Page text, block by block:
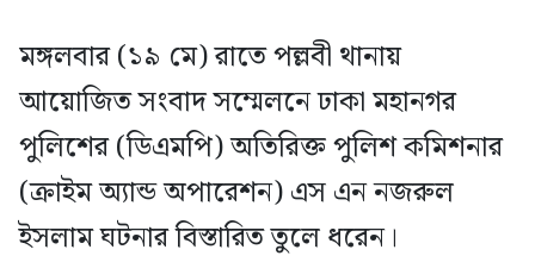
মঙ্গলবার (১৯ মে) রাতে পল্লবী থানায়
আয়োজিত সংবাদ সম্মেলনে ঢাকা মহানগর
পুলিশের (ডিএমপি) অতিরিক্ত পুলিশ কমিশনার
(ক্রাইম অ্যান্ড অপারেশন) এস এন নজরুল
ইসলাম ঘটনার বিস্তারিত তুলে ধরেন।